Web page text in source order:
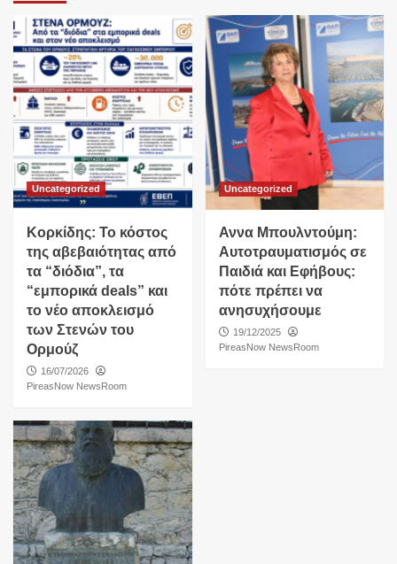
Uncategorized
Κορκίδης: Το κόστος
της αβεβαιότητας από
τα “διόδια”, τα
“εμπορικά deals” και
το νέο αποκλεισμό
των Στενών του
Ορμούζ
16/07/2026
PireasNow NewsRoom
Uncategorized
Αννα Μπουλντούμη:
Αυτοτραυματισμός σε
Παιδιά και Εφήβους:
πότε πρέπει να
ανησυχήσουμε
19/12/2025
PireasNow NewsRoom